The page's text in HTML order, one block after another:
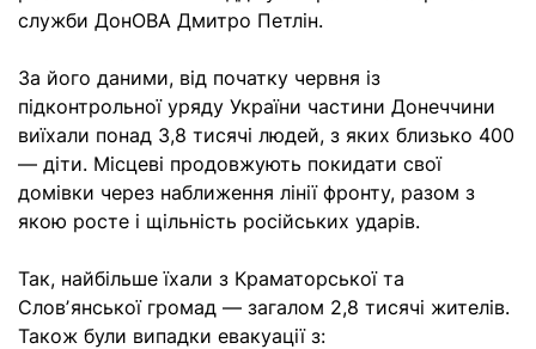
служби ДонОВА Дмитро Петлін.
За його даними, від початку червня із
підконтрольної уряду України частини Донеччини
виїхали понад 3,8 тисячі людей, з яких близько 400
— діти. Місцеві продовжують покидати свої
домівки через наближення лінії фронту, разом з
якою росте і щільність російських ударів.
Так, найбільше їхали з Краматорської та
Словʼянської громад — загалом 2,8 тисячі жителів.
Також були випадки евакуації з: